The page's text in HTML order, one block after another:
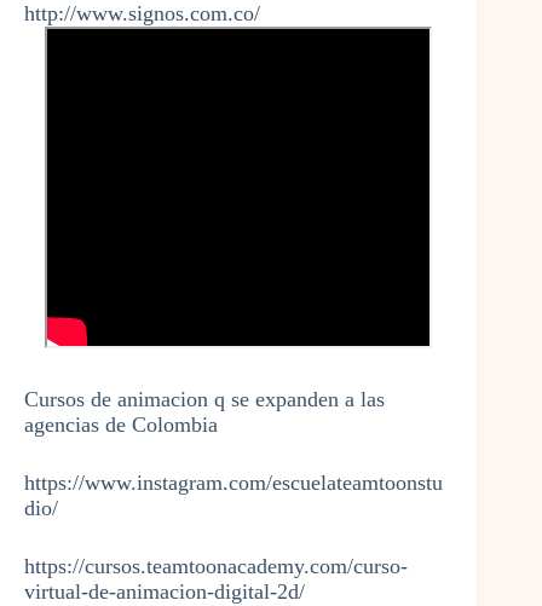
http://www.signos.com.co/
Cursos de animacion q se expanden a las
agencias de Colombia
https://www.instagram.com/escuelateamtoonstu
dio/
https://cursos.teamtoonacademy.com/curso-
virtual-de-animacion-digital-2d/